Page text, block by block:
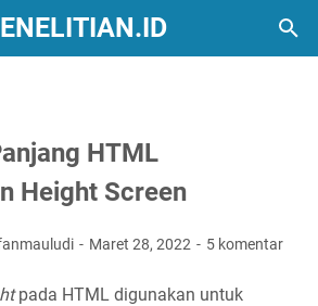
HTML
Height Screen
Maret 28, 2022 5 komentar
pada HTML digunakan untuk